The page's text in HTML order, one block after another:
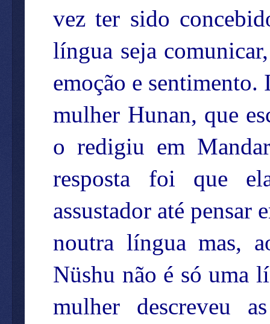
vez ter sido
língua seja
emoção e sentimento.
mulher Hunan, que
o redigiu em
resposta foi que
assustador até pensar
noutra língua mas,
Nüshu não é só uma
mulher descreveu